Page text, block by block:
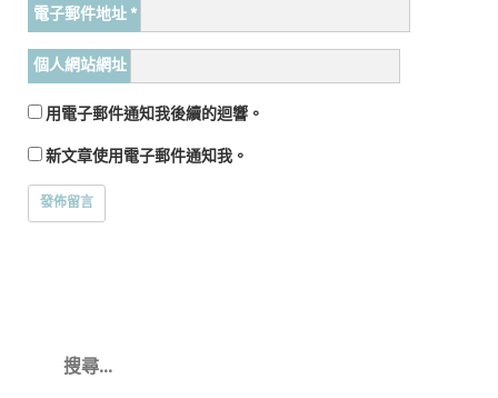
電子郵件地址 *
個人網站網址
用電子郵件通知我後續的迴響。
新文章使用電子郵件通知我。